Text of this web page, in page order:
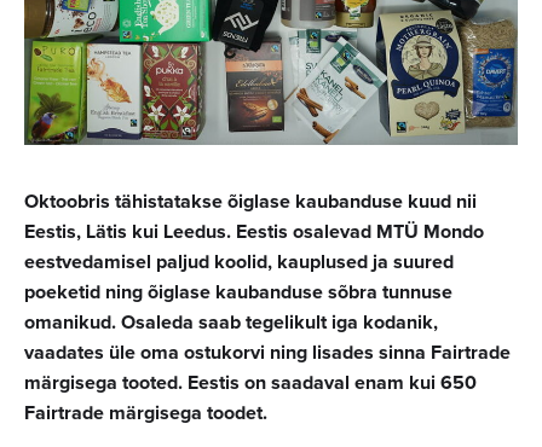
Oktoobris tähistatakse õiglase kaubanduse kuud nii
Eestis, Lätis kui Leedus. Eestis osalevad MTÜ Mondo
eestvedamisel paljud koolid, kauplused ja suured
poeketid ning õiglase kaubanduse sõbra tunnuse
omanikud. Osaleda saab tegelikult iga kodanik,
vaadates üle oma ostukorvi ning lisades sinna Fairtrade
märgisega tooted. Eestis on saadaval enam kui 650
Fairtrade märgisega toodet.